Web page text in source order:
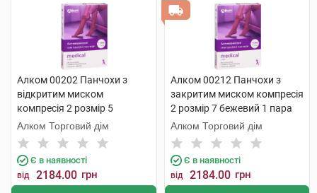
Алком 00202 Панчохи з
відкритим миском
компресія 2 розмір 5
бежевий 1 пара
Алком Торговий дім
Є в наявності
від 2184.00 грн
Алком 00212 Панчохи з
закритим миском компресія
2 розмір 7 бежевий 1 пара
Алком Торговий дім
Є в наявності
від 2184.00 грн